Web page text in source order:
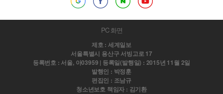
PC 화면
제호 : 세계일보
서울특별시 용산구 서빙고로 17
등록번호 : 서울, 아03959 | 등록일(발행일) : 2015년 11월 2일
발행인 : 박정훈
편집인 : 조남규
청소년보호 책임자 : 김기환